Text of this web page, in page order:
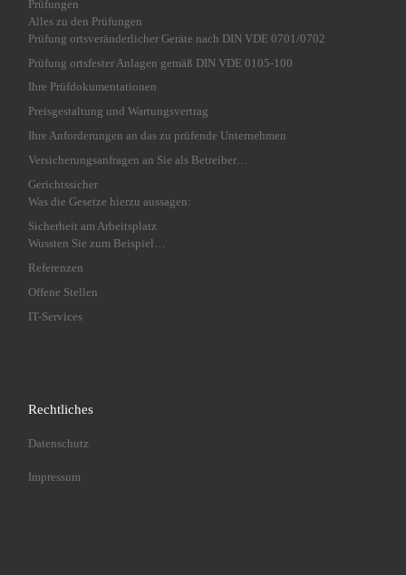
Prüfungen
Alles zu den Prüfungen
Prüfung ortsveränderlicher Geräte nach DIN VDE 0701/0702
Prüfung ortsfester Anlagen gemäß DIN VDE 0105-100
Ihre Prüfdokumentationen
Preisgestaltung und Wartungsvertrag
Ihre Anforderungen an das zu prüfende Unternehmen
Versicherungsanfragen an Sie als Betreiber…
Gerichtssicher
Was die Gesetze hierzu aussagen:
Sicherheit am Arbeitsplatz
Wussten Sie zum Beispiel…
Referenzen
Offene Stellen
IT-Services
Rechtliches
Datenschutz
Impressum